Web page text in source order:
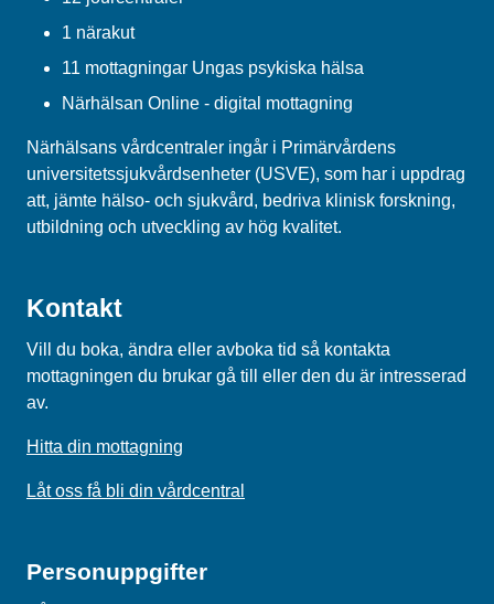
1 närakut
11 mottagningar Ungas psykiska hälsa
Närhälsan Online - digital mottagning
Närhälsans vårdcentraler ingår i Primärvårdens
universitetssjukvårdsenheter (USVE), som har i uppdrag
att, jämte hälso- och sjukvård, bedriva klinisk forskning,
utbildning och utveckling av hög kvalitet.
Kontakt
Vill du boka, ändra eller avboka tid så kontakta
mottagningen du brukar gå till eller den du är intresserad
av.
Hitta din mottagning
Låt oss få bli din vårdcentral
Personuppgifter